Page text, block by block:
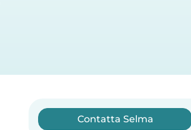
Contatta Selma